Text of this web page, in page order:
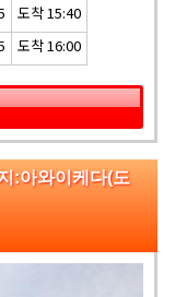
도착 15:40
도착 16:00
:아와이케다(도